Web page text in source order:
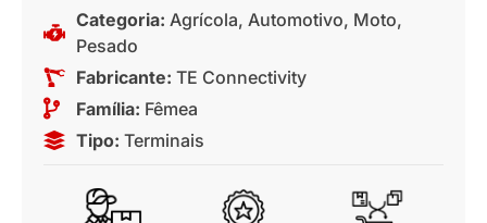
Categoria: Agrícola, Automotivo, Moto,
Pesado
Fabricante: TE Connectivity
Família: Fêmea
Tipo: Terminais